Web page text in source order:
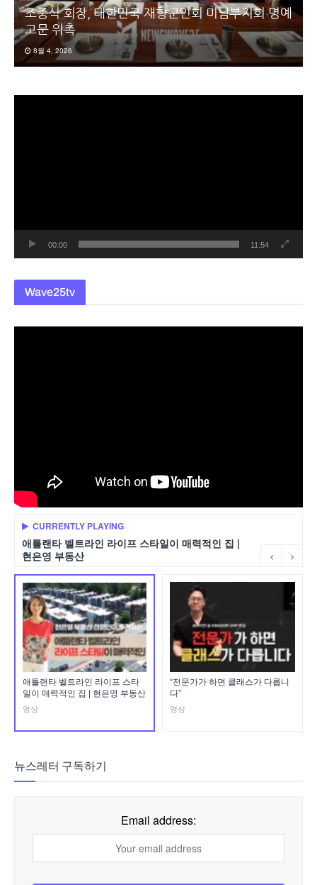
조중식 회장, 대한민국 재향군인회 미남부지회 명예
고문 위촉
8월 4, 2026
00:00 11:54
Wave25tv
CURRENTLY PLAYING
애틀랜타 벨트라인 라이프 스타일이 매력적인 집 |
현은영 부동산
애틀랜타 벨트라인 라이프 스타
일이 매력적인 집 | 현은영 부동산
영상
“전문가가 하면 클래스가 다릅니
다”
영상
뉴스레터 구독하기
Email address: